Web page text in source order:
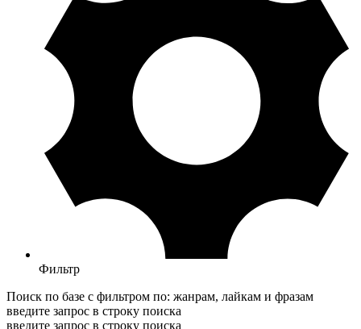
Фильтр
Поиск по базе с фильтром по: жанрам, лайкам и фразам
введите запрос в строку поиска
введите запрос в строку поиска